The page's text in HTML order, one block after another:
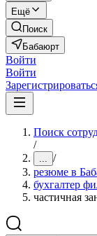
Ещё
Поиск
Бабаюрт
Войти
Войти
Поиск
/
... /
резюме в
бухгалтер
частичная